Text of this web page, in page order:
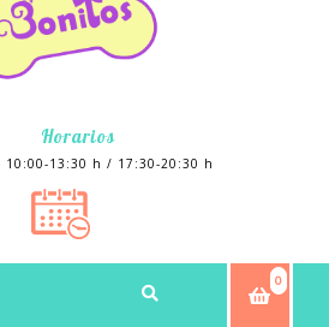
Horarios
10:00-13:30 h / 17:30-20:30 h
0